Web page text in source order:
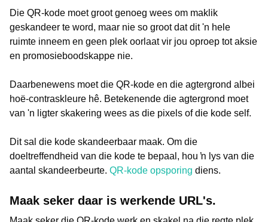
Die QR-kode moet groot genoeg wees om maklik
geskandeer te word, maar nie so groot dat dit 'n hele
ruimte inneem en geen plek oorlaat vir jou oproep tot aksie
en promosieboodskappe nie.
Daarbenewens moet die QR-kode en die agtergrond albei
hoë-contraskleure hê. Betekenende die agtergrond moet
van 'n ligter skakering wees as die pixels of die kode self.
Dit sal die kode skandeerbaar maak. Om die
doeltreffendheid van die kode te bepaal, hou ŉ lys van die
aantal skandeerbeurte. QR-kode opsporing diens.
Maak seker daar is werkende URL's.